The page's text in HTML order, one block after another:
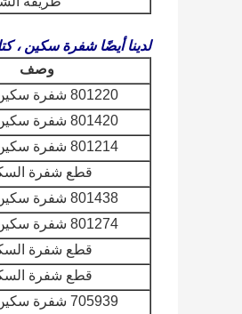
لدينا أيضًا شفرة سكين ،
وصف
801220 شفرة سكين القطع
801420 شفرة سكين القطع
801214 شفرة سكين القطع
قطع شفرة
801438 شفرة سكين القطع
801274 شفرة سكين القطع
قطع شفرة
قطع شفرة
705939 شفرة سكين القطع